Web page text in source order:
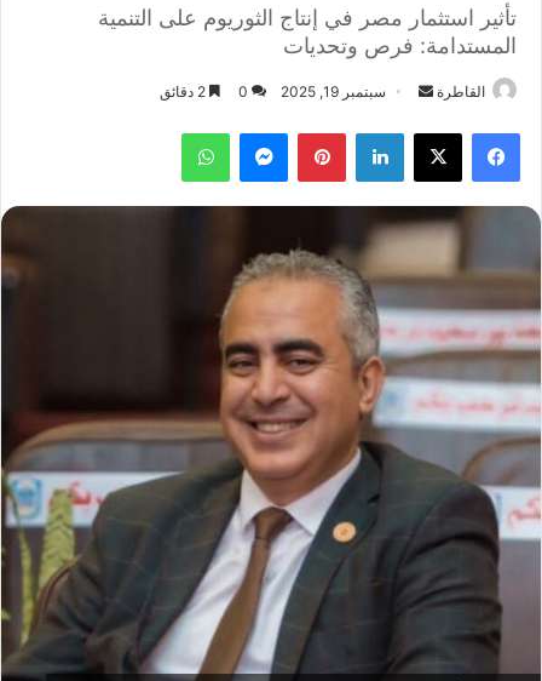
تأثير استثمار مصر في إنتاج الثوريوم على التنمية
المستدامة: فرص وتحديات
القاطرة
أرسل
إلكترونيا
سبتمبر 19, 2025 0
فيسبوك ‫X لينكدإن بينتيريستماسنجر واتساب